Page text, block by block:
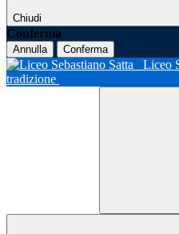
Chiudi
Conferma
Annulla Conferma
Liceo
tradizione